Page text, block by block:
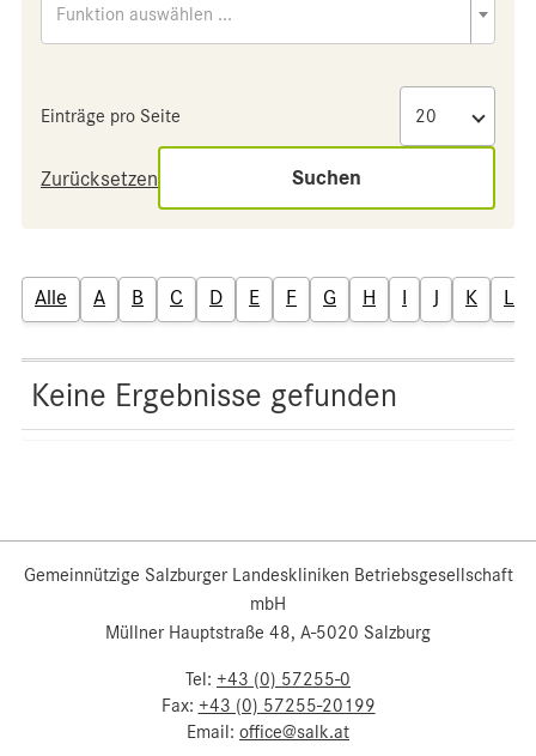
Funktion auswählen ...
Einträge pro Seite
Zurücksetzen Suchen
Alle A B C D E F G H I J K L
Keine Ergebnisse gefunden
Gemeinnützige Salzburger Landeskliniken Betriebsgesellschaft
mbH
Müllner Hauptstraße 48, A-5020 Salzburg
Tel: +43 (0) 57255-0
Fax: +43 (0) 57255-20199
Email: office@salk.at